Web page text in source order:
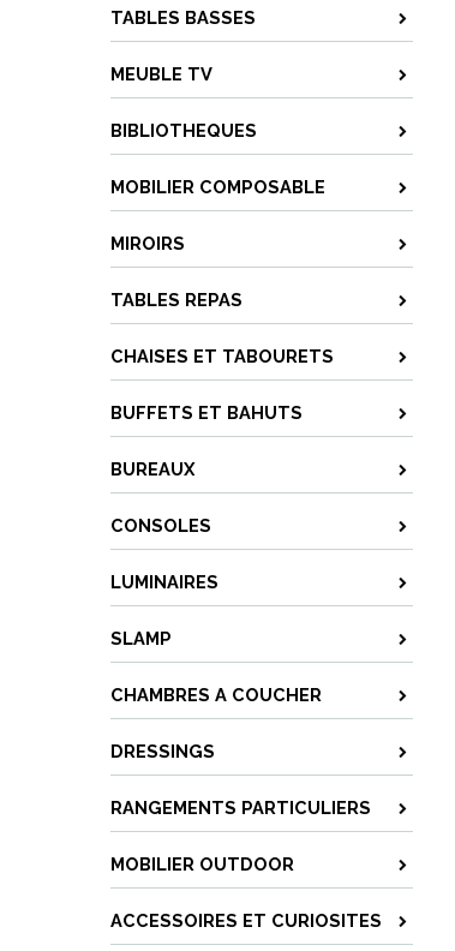
TABLES BASSES
MEUBLE TV
BIBLIOTHEQUES
MOBILIER COMPOSABLE
MIROIRS
TABLES REPAS
CHAISES ET TABOURETS
BUFFETS ET BAHUTS
BUREAUX
CONSOLES
LUMINAIRES
SLAMP
CHAMBRES A COUCHER
DRESSINGS
RANGEMENTS PARTICULIERS
MOBILIER OUTDOOR
ACCESSOIRES ET CURIOSITES